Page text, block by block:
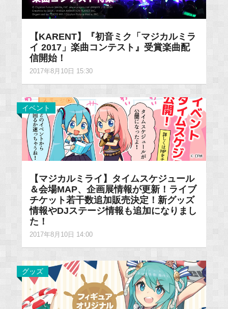
【KARENT】『初音ミク「マジカルミラ
イ 2017」楽曲コンテスト』受賞楽曲配
信開始！
2017年8月10日 15:30
イベント
【マジカルミライ】タイムスケジュール
＆会場MAP、企画展情報が更新！ライブ
チケット若干数追加販売決定！新グッズ
情報やDJステージ情報も追加になりまし
た！
2017年8月10日 14:00
グッズ